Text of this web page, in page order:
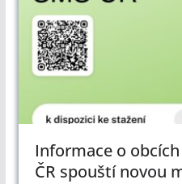
Informace o obcích
ČR spouští novou